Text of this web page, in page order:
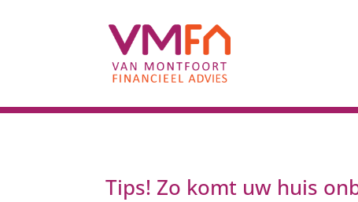
Tips! Zo komt uw huis